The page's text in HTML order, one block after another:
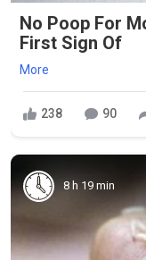
No Poop For
First Sign Of
More
238 90
8 h 19 min